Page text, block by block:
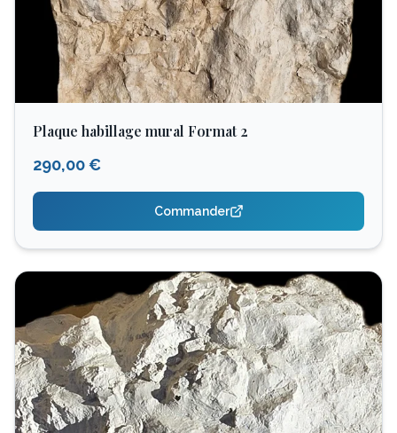
Plaque habillage mural Format 2
290,00 €
Commander